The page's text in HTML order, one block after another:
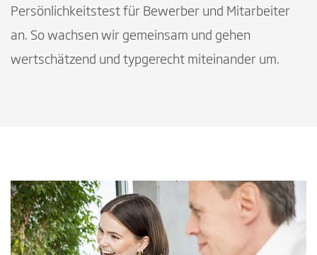
Persönlichkeitstest für Bewerber und Mitarbeiter
an. So wachsen wir gemeinsam und gehen
wertschätzend und typgerecht miteinander um.